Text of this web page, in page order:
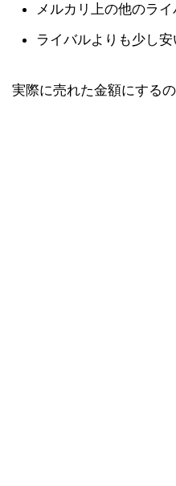
メルカリ上の他のラ
ライバルよりも少し
実際に売れた金額にする